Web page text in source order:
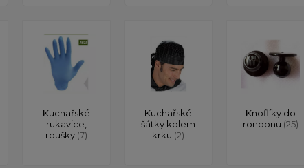
Kuchařské
rukavice,
roušky (7)
Kuchařské
šátky kolem
krku (2)
Knoflíky do
rondonu (25)